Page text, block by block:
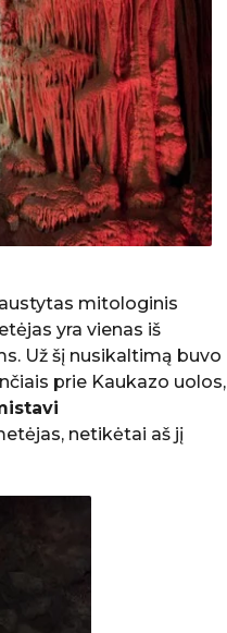
mitologinis
yra vienas iš
Už šį nusikaltimą buvo
prie Kaukazo uolos,
netikėtai aš jį